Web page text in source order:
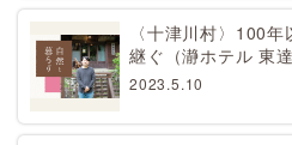
〈十津川村〉100
継ぐ（瀞ホテル 東達
2023.5.10